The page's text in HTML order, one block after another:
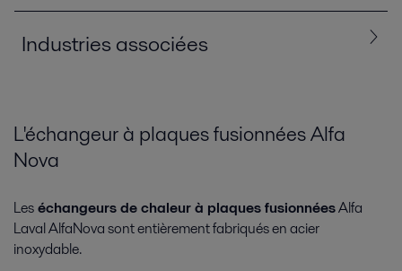
Industries associées
Biotechnologies et industrie pharmaceutique
Génie climatique Machines Produits chimiques
Pulpe et papier
L'échangeur à plaques fusionnées Alfa
Nova
Leséchangeurs de chaleur à plaques fusionnéesAlfa
Laval AlfaNova sont entièrement fabriqués en acier
inoxydable.